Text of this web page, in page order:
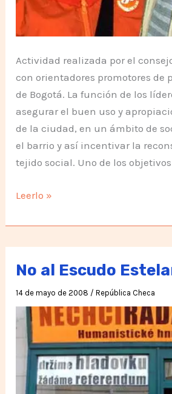
Actividad realizada por el
con orientadores promotores de
de Bogotá. La función de los
asegurar el buen uso y
de la ciudad, en un ámbito de
el barrio y así incentivar la
tejido social. Uno de los objetivos
No
al
Parque
Leerlo »
No al Escudo
14 de mayo de 2008 /República Checa